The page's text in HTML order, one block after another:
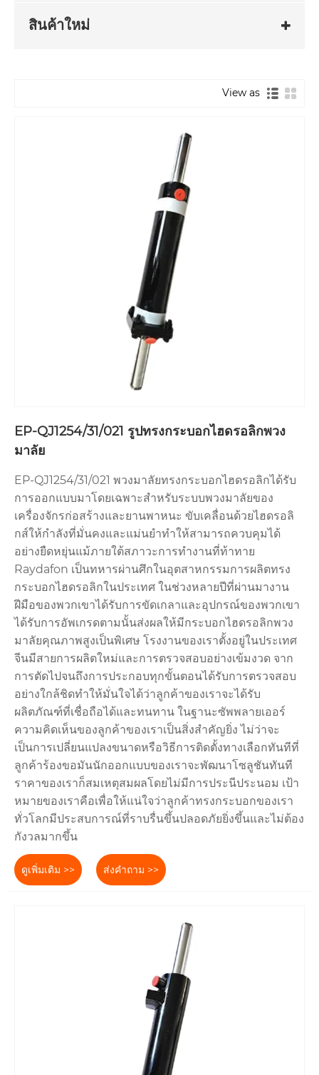
สินค้าใหม่
View as
EP-QJ1254/31/021 รูปทรงกระบอกไฮดรอลิกพวง
มาลัย
EP-QJ1254/31/021 พวงมาลัยทรงกระบอกไฮดรอลิกได้รับ
การออกแบบมาโดยเฉพาะสำหรับระบบพวงมาลัยของ
เครื่องจักรก่อสร้างและยานพาหนะ ขับเคลื่อนด้วยไฮดรอลิ
กส์ให้กำลังที่มั่นคงและแม่นยำทำให้สามารถควบคุมได้
อย่างยืดหยุ่นแม้ภายใต้สภาวะการทำงานที่ท้าทาย
Raydafon เป็นทหารผ่านศึกในอุตสาหกรรมการผลิตทรง
กระบอกไฮดรอลิกในประเทศ ในช่วงหลายปีที่ผ่านมางาน
ฝีมือของพวกเขาได้รับการขัดเกลาและอุปกรณ์ของพวกเขา
ได้รับการอัพเกรดตามนั้นส่งผลให้มีกระบอกไฮดรอลิกพวง
มาลัยคุณภาพสูงเป็นพิเศษ โรงงานของเราตั้งอยู่ในประเทศ
จีนมีสายการผลิตใหม่และการตรวจสอบอย่างเข้มงวด จาก
การตัดไปจนถึงการประกอบทุกขั้นตอนได้รับการตรวจสอบ
อย่างใกล้ชิดทำให้มั่นใจได้ว่าลูกค้าของเราจะได้รับ
ผลิตภัณฑ์ที่เชื่อถือได้และทนทาน ในฐานะซัพพลายเออร์
ความคิดเห็นของลูกค้าของเราเป็นสิ่งสำคัญยิ่ง ไม่ว่าจะ
เป็นการเปลี่ยนแปลงขนาดหรือวิธีการติดตั้งทางเลือกทันทีที่
ลูกค้าร้องขอมันนักออกแบบของเราจะพัฒนาโซลูชันทันที
ราคาของเราก็สมเหตุสมผลโดยไม่มีการประนีประนอม เป้า
หมายของเราคือเพื่อให้แน่ใจว่าลูกค้าทรงกระบอกของเรา
ทั่วโลกมีประสบการณ์ที่ราบรื่นขึ้นปลอดภัยยิ่งขึ้นและไม่ต้อง
กังวลมากขึ้น
ดูเพิ่มเติม >> ส่งคำถาม >>